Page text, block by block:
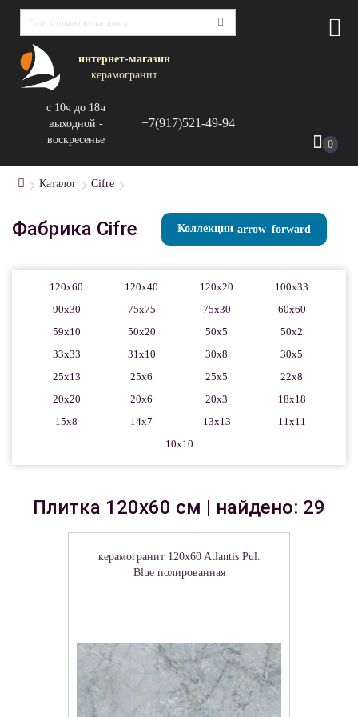
интернет-магазин
керамогранит
с 10ч до 18ч
выходной -
воскресенье
+7(917)521-49-94
0
Каталог Cifre
Фабрика Cifre Коллекции
120x60 120x40 120x20
100x33
90x30
75x75 75x30
60x60
59x10
50x20 50x5
50x2
33x33
31x10 30x8
30x5
25x13
25x6 25x5
22x8
20x20
20x6 20x3
18x18
15x8
14x7 13x13
11x11
10x10
Плитка 120x60 см | найдено: 29
керамогранит 120x60 Atlantis Pul.
Blue полированная